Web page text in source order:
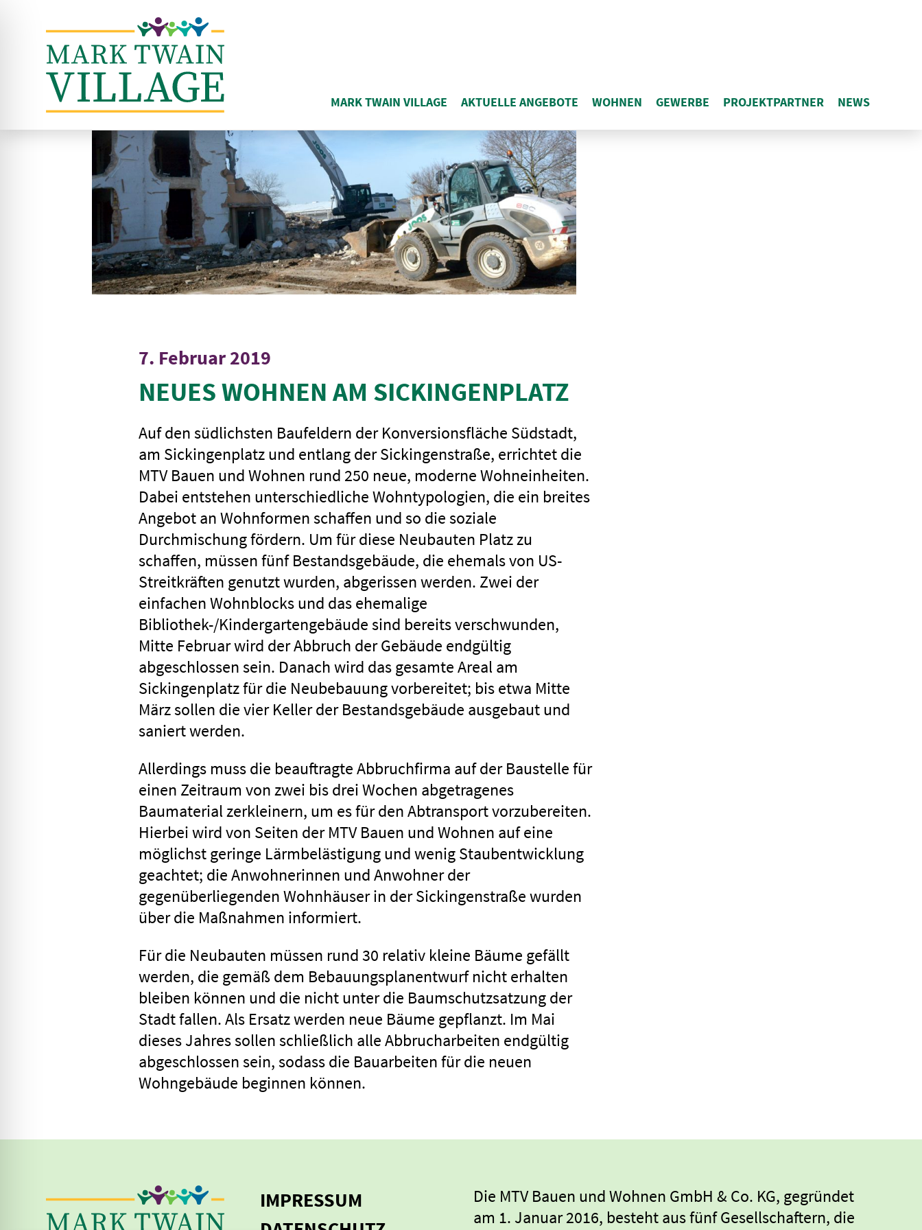
MARK TWAIN VILLAGE AKTUELLE ANGEBOTE WOHNEN GEWERBE PROJEKT­PARTNER NEWS
7. Februar 2019
NEUES WOHNEN AM SICKINGENPLATZ
Auf den südlichsten Baufeldern der Konversionsfläche Südstadt,
am Sickingenplatz und entlang der Sickingenstraße, errichtet die
MTV Bauen und Wohnen rund 250 neue, moderne Wohneinheiten.
Dabei entstehen unterschiedliche Wohntypologien, die ein breites
Angebot an Wohnformen schaffen und so die soziale
Durchmischung fördern. Um für diese Neubauten Platz zu
schaffen, müssen fünf Bestandsgebäude, die ehemals von US-
Streitkräften genutzt wurden, abgerissen werden. Zwei der
einfachen Wohnblocks und das ehemalige
Bibliothek-/Kindergartengebäude sind bereits verschwunden,
Mitte Februar wird der Abbruch der Gebäude endgültig
abgeschlossen sein. Danach wird das gesamte Areal am
Sickingenplatz für die Neubebauung vorbereitet; bis etwa Mitte
März sollen die vier Keller der Bestandsgebäude ausgebaut und
saniert werden.
Allerdings muss die beauftragte Abbruchfirma auf der Baustelle für
einen Zeitraum von zwei bis drei Wochen abgetragenes
Baumaterial zerkleinern, um es für den Abtransport vorzubereiten.
Hierbei wird von Seiten der MTV Bauen und Wohnen auf eine
möglichst geringe Lärmbelästigung und wenig Staubentwicklung
geachtet; die Anwohnerinnen und Anwohner der
gegenüberliegenden Wohnhäuser in der Sickingenstraße wurden
über die Maßnahmen informiert.
Für die Neubauten müssen rund 30 relativ kleine Bäume gefällt
werden, die gemäß dem Bebauungsplanentwurf nicht erhalten
bleiben können und die nicht unter die Baumschutzsatzung der
Stadt fallen. Als Ersatz werden neue Bäume gepflanzt. Im Mai
dieses Jahres sollen schließlich alle Abbrucharbeiten endgültig
abgeschlossen sein, sodass die Bauarbeiten für die neuen
Wohngebäude beginnen können.
IMPRESSUM
Die MTV Bauen und Wohnen GmbH & Co. KG, gegründet
am 1. Januar 2016, besteht aus fünf Gesellschaftern, die